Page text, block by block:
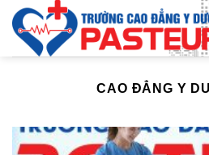
Skip
content
CAO ĐẲNG Y